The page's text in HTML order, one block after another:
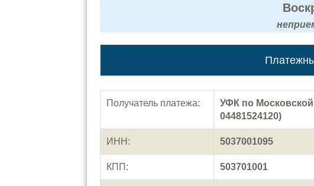
Получатель платежа:
УФК по
04481524120)
ИНН: 5037001095
КПП: 503701001